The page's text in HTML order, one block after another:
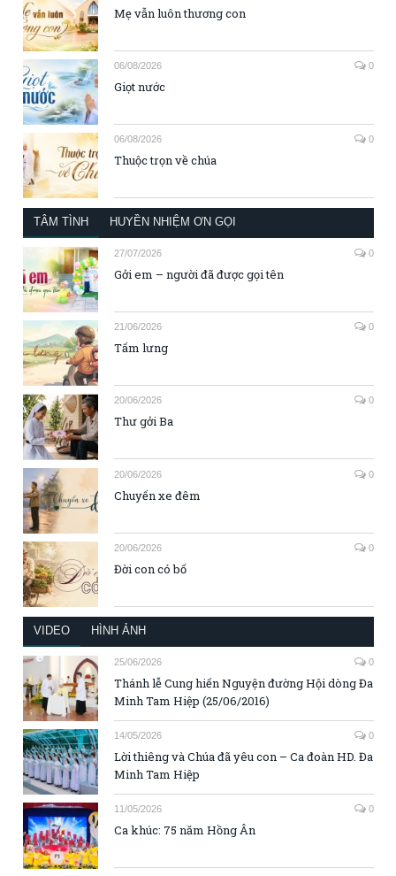
Mẹ vẫn luôn thương con
06/08/2026 0
Giọt nước
06/08/2026 0
Thuộc trọn về chúa
TÂM TÌNH HUYỀN NHIỆM ƠN GỌI
27/07/2026 0
Gởi em – người đã được gọi tên
21/06/2026 0
Tấm lưng
20/06/2026 0
Thư gởi Ba
20/06/2026 0
Chuyến xe đêm
20/06/2026 0
Đời con có bố
VIDEO HÌNH ẢNH
25/06/2026 0
Thánh lễ Cung hiến Nguyện đường Hội dòng Đa
Minh Tam Hiệp (25/06/2016)
14/05/2026 0
Lời thiêng và Chúa đã yêu con – Ca đoàn HD. Đa
Minh Tam Hiệp
11/05/2026 0
Ca khúc: 75 năm Hồng Ân